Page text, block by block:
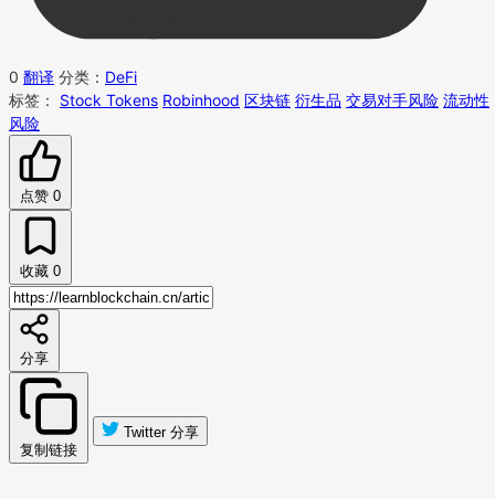
0 翻译 分类： DeFi
标签：
Stock Tokens Robinhood 区块链 衍生品 交易对手风险 流动性
风险
点赞 0
收藏 0
分享
复制链接
Twitter 分享